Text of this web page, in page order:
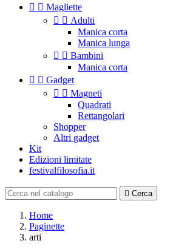
  Magliette
  Adulti
Manica corta
Manica lunga
  Bambini
Manica corta
  Gadget
  Magneti
Quadrati
Rettangolari
Shopper
Altri gadget
Kit
Edizioni limitate
festivalfilosofia.it
 Cerca
Home
Paginette
arti